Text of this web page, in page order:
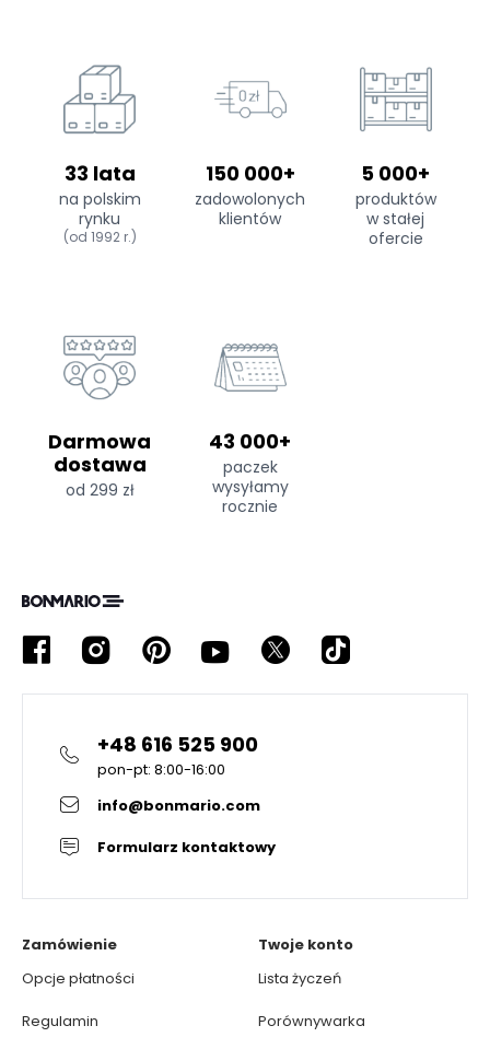
33 lata
na polskim
rynku
(od 1992 r.)
150 000+
zadowolonych
klientów
5 000+
produktów
w stałej
ofercie
Darmowa
dostawa
od 299 zł
43 000+
paczek
wysyłamy
rocznie
+48 616 525 900
pon-pt: 8:00-16:00
info@bonmario.com
Formularz kontaktowy
Zamówienie
Opcje płatności
Regulamin
Twoje konto
Lista życzeń
Porównywarka